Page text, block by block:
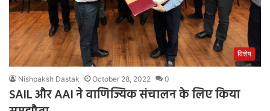
विशेष
Nishpaksh Dastak October 28, 2022 0
SAIL और AAI ने वाणिज्यिक संचालन के लिए किया